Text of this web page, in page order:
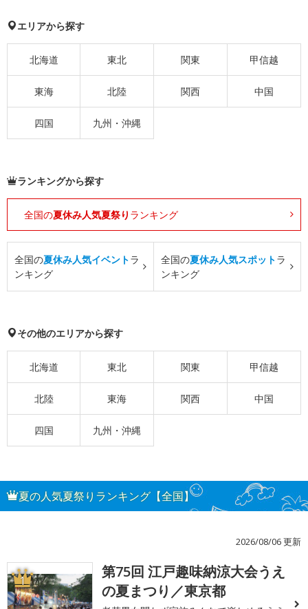
エリアから探す
北海道 東北 関東 甲信越
東海 北陸 関西 中国
四国 九州・沖縄
ランキングから探す
全国の夏休み人気夏祭り ランキング
全国の夏休み人気イベントラ
ンキング
全国の夏休み人気スポットラ
ンキング
その他のエリアから探す
北海道 東北 関東 甲信越
北陸 東海 関西 中国
四国 九州・沖縄
夏の人気夏祭りランキング【全国】
2026/08/06 更新
1
第75回 江戸趣味納涼大会うえ
の夏まつり／東京都